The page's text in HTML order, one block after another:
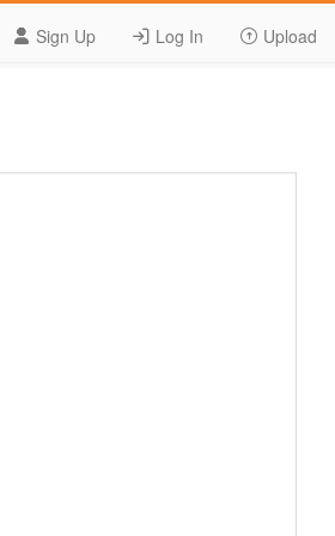
Sign Up Log In Upload